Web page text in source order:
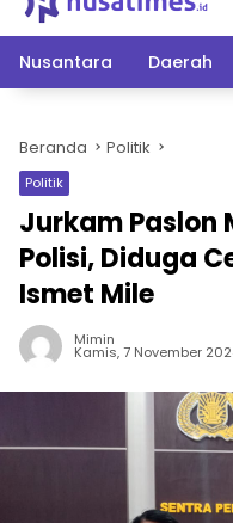
Nusantara Daerah
Beranda Politik
Politik
Jurkam Paslon
Polisi, Diduga
Ismet Mile
Mimin
Kamis, 7 November